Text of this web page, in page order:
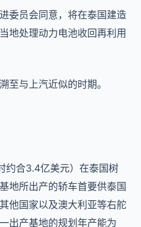
委员会同意，将在泰国建造
地处理动力电池收回再利用
至与上汽近似的时期。
约合3.4亿美元）在泰国树
地所出产的轿车首要供泰国
他国家以及澳大利亚等右舵
出产基地的规划年产能为